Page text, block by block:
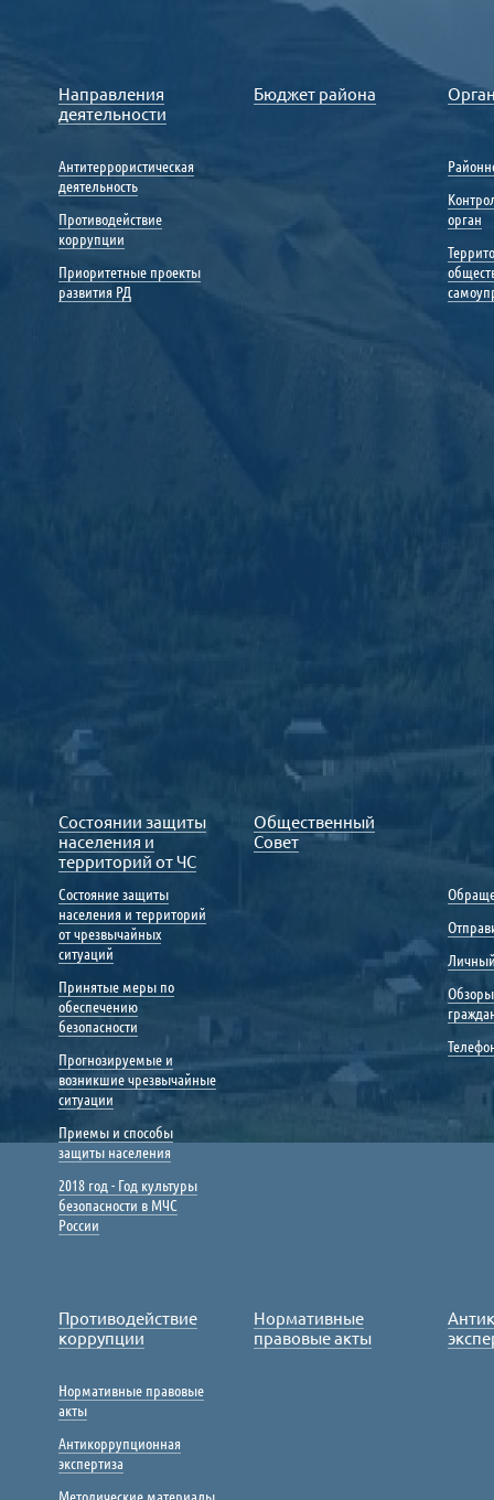
Направления
деятельности
Антитеррористическая
деятельность
Противодействие
коррупции
Приоритетные проекты
развития РД
Бюджет района
орган
Состоянии защиты
населения и
территорий от ЧС
Состояние защиты
населения и территорий
от чрезвычайных
ситуаций
Принятые меры по
обеспечению
безопасности
Прогнозируемые и
возникшие чрезвычайные
ситуации
Приемы и способы
защиты населения
2018 год - Год культуры
безопасности в МЧС
России
Общественный
Совет
Противодействие
коррупции
Нормативные правовые
акты
Антикоррупционная
экспертиза
Методические материалы
Нормативные
правовые акты